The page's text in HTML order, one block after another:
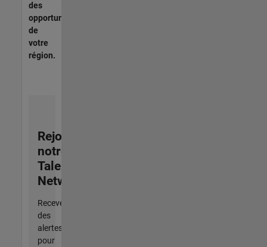
des
opportunités
de
votre
région.
Rejoignez
notre
Talent
Network
Recevez
des
alertes
pour